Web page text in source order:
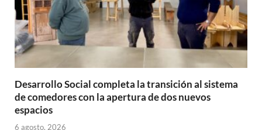
Desarrollo Social completa la transición al sistema
de comedores con la apertura de dos nuevos
espacios
6 agosto, 2026